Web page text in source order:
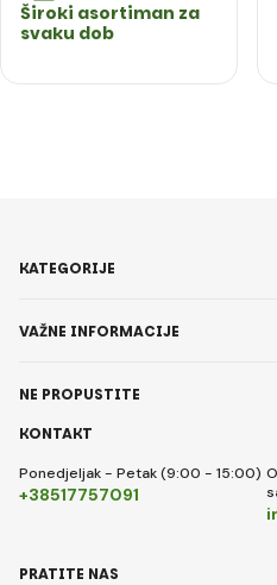
Široki asortiman za
svaku dob
KONTAKT
Ponedjeljak - Petak (9:00 - 15:00)
+38517757091
KATEGORIJE
VAŽNE INFORMACIJE
NE PROPUSTITE
PRATITE NAS